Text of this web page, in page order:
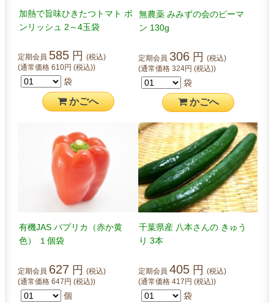
加熱で旨味ひきたつトマト ボ
ンリッシュ 2～4玉袋
定期会員 585 円(税込)
(通常価格610円(税込))
袋
かごへ
無農薬 みみずの会のピーマ
ン 130g
定期会員 306 円 (税込)
(通常価格 324円 (税込))
袋
かごへ
有機JAS パプリカ（赤か黄
色） １個袋
定期会員 627 円(税込)
(通常価格647円(税込))
個
千葉県産 八本さんの きゅう
り 3本
定期会員 405 円 (税込)
(通常価格 417円 (税込))
袋